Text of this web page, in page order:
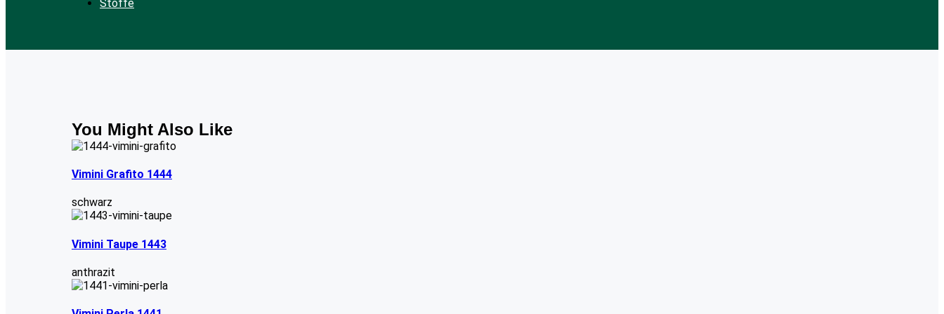
Stoffe
You Might Also Like
Vimini Grafito 1444
schwarz
Vimini Taupe 1443
anthrazit